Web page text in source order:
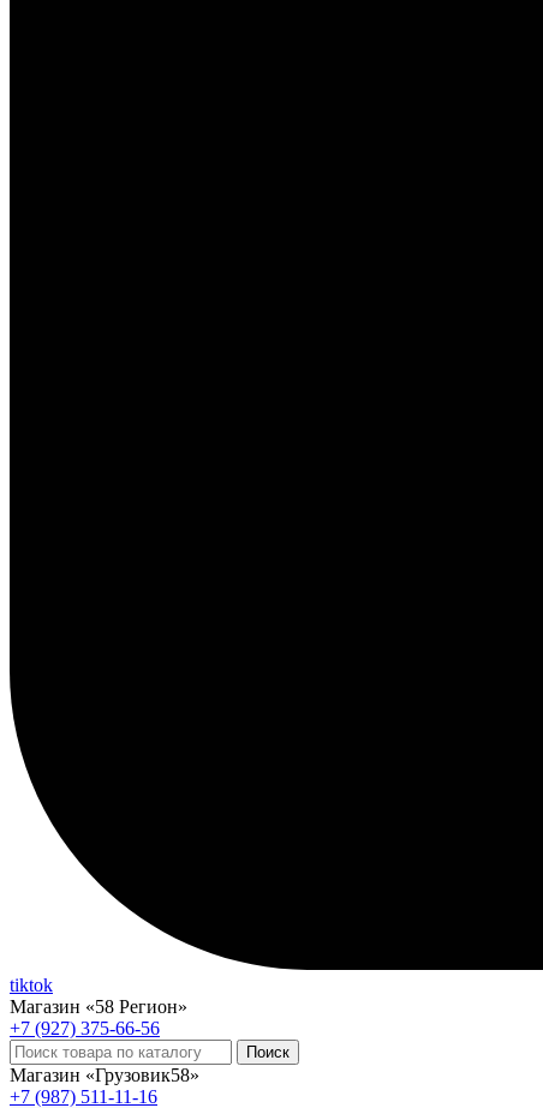
tiktok
Магазин «58 Регион»
+7 (927) 375-66-56
Магазин «Грузовик58»
+7 (987) 511-11-16